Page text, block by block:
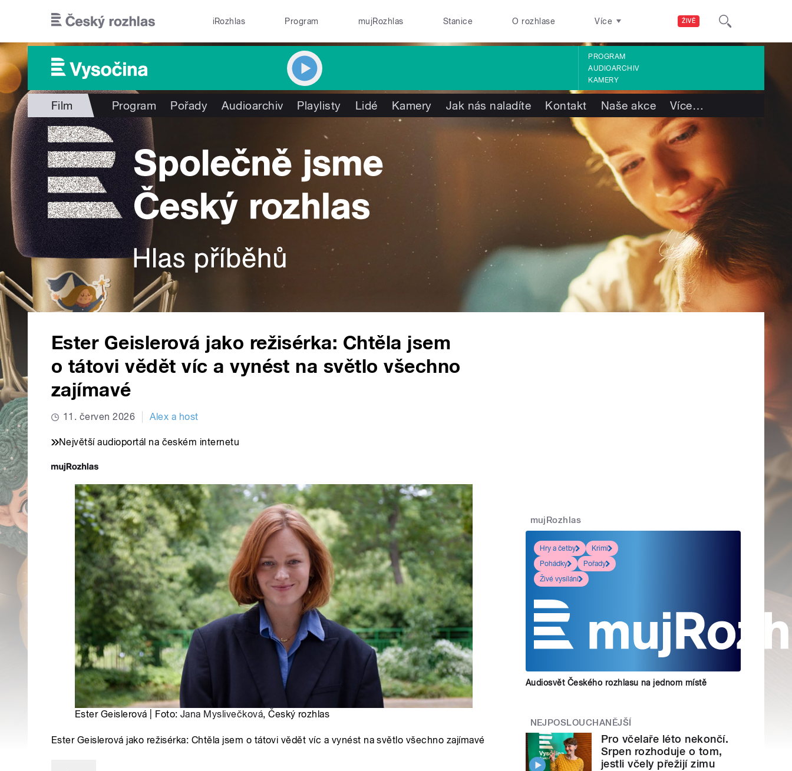
ŽIVĚ
iRozhlas Program mujRozhlas Stanice O rozhlase Více
PROGRAM
AUDIOARCHIV
KAMERY
Film Program Pořady Audioarchiv Playlisty Lidé Kamery Jak nás naladíte Kontakt Naše akce Více…
Ester Geislerová jako režisérka: Chtěla jsem
o tátovi vědět víc a vynést na světlo všechno
zajímavé
11. červen 2026 Alex a host
Největší audioportál na českém internetu
Ester Geislerová | Foto: Jana Myslivečková, Český rozhlas
Ester Geislerová jako režisérka: Chtěla jsem o tátovi vědět víc a vynést na světlo všechno zajímavé
mujRozhlas
Hry a četby
Krimi
Pohádky
Pořady
Živé vysílání
Audiosvět Českého rozhlasu na jednom místě
NEJPOSLOUCHANĚJŠÍ
Pro včelaře léto nekončí.
Srpen rozhoduje o tom,
jestli včely přežijí zimu